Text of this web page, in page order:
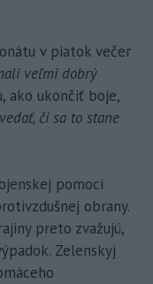
v piatok večer
veľmi dobrý
ako ukončiť boje,
či sa to stane
pomoci
obrany.
preto zvažujú,
Zelenskyj